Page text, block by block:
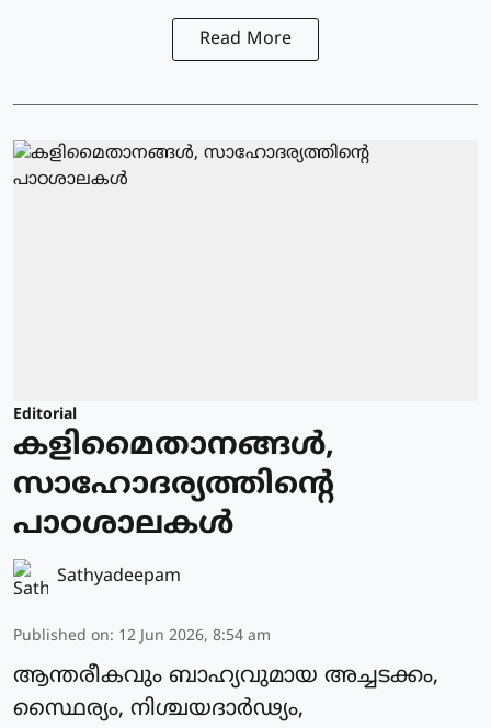
Read More
Editorial
കളിമൈതാനങ്ങള്‍,
സാഹോദര്യത്തിന്റെ
പാഠശാലകള്‍
Sathyadeepam
Published on: 12 Jun 2026, 8:54 am
ആന്തരീകവും ബാഹ്യവുമായ അച്ചടക്കം,
സ്ഥൈര്യം, നിശ്ചയദാര്‍ഢ്യം,